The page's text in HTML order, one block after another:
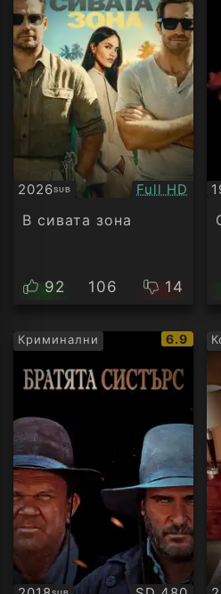
2026SUB
Субтитри Качество:
Full HD
В сивата зона
92 106 14
Криминални
IMDb
6.9